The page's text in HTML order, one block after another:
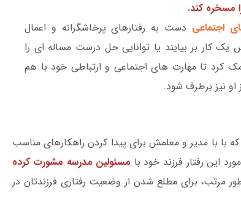
مسخره کند.
اجتماعی دست به رفتارهای پرخاشگرانه و اعمال
یک کار بر بیایند یا توانایی حل درست مساله ای را
کرد تا مهارت های اجتماعی و ارتباطی خود با هم
او نیز برطرف شود.
با با مدیر و معلمش برای پیدا کردن راهکارهای مناسب
این رفتار فرزند خود با مسئولین مدرسه مشورت کرده
مرتب، برای مطلع شدن از وضعیت رفتاری فرزندتان در